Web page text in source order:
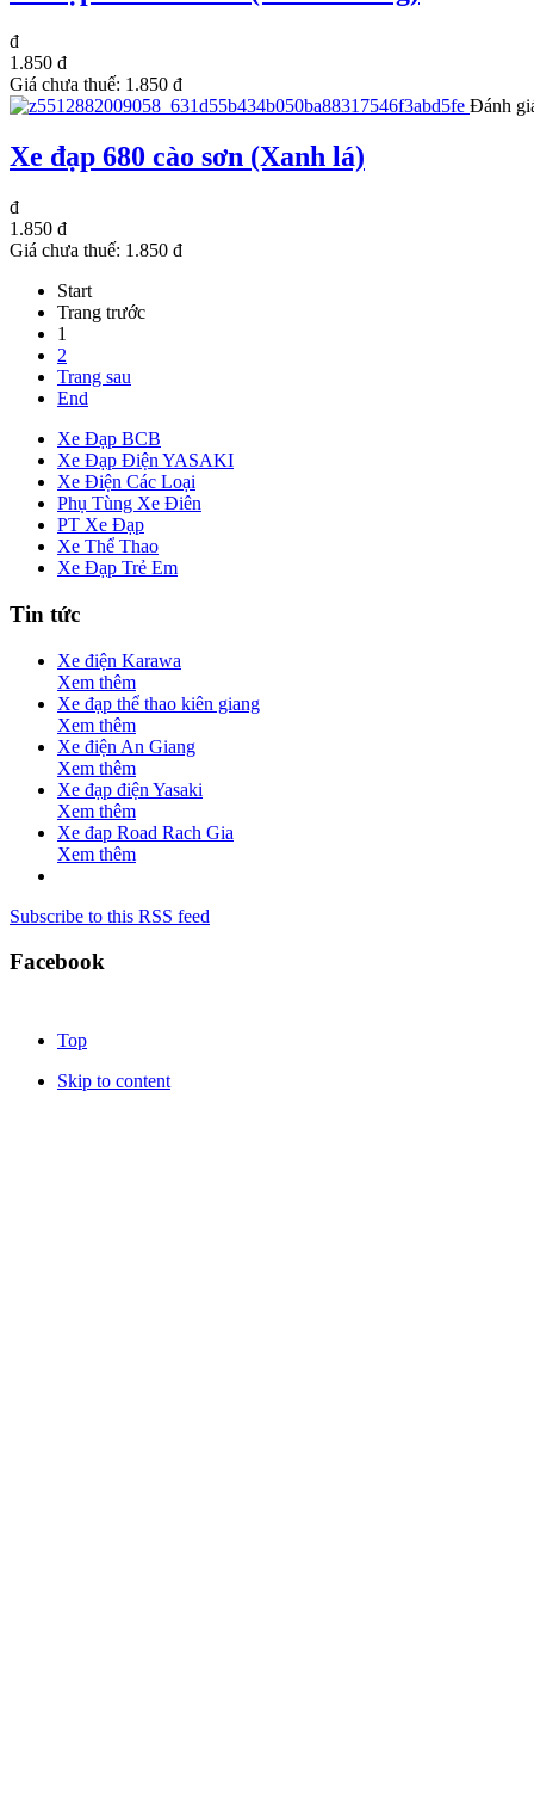
đ
1.850 đ
Giá chưa thuế: 1.850 đ
Đánh
Xe đạp 680 cào sơn (Xanh lá)
đ
1.850 đ
Giá chưa thuế: 1.850 đ
Start
Trang trước
1
2
Trang sau
End
Xe Đạp BCB
Xe Đạp Điện YASAKI
Xe Điện Các Loại
Phụ Tùng Xe Điên
PT Xe Đạp
Xe Thể Thao
Xe Đạp Trẻ Em
Tin tức
Xe điện Karawa
Xem thêm
Xe đạp thể thao kiên giang
Xem thêm
Xe điện An Giang
Xem thêm
Xe đạp điện Yasaki
Xem thêm
Xe đap Road Rach Gia
Xem thêm
Subscribe to this RSS feed
Facebook
Top
Skip to content